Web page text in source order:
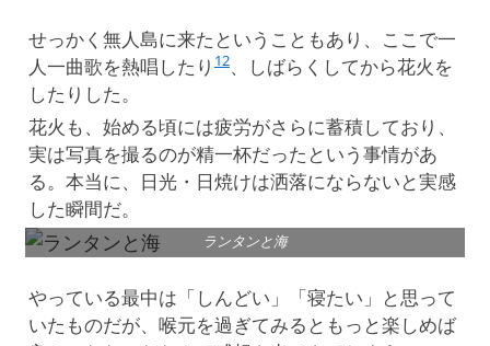
せっかく無人島に来たということもあり、ここで一
人一曲歌を熱唱したり12、しばらくしてから花火を
したりした。
花火も、始める頃には疲労がさらに蓄積しており、
実は写真を撮るのが精一杯だったという事情があ
る。本当に、日光・日焼けは洒落にならないと実感
した瞬間だ。
ランタンと海
やっている最中は「しんどい」「寝たい」と思って
いたものだが、喉元を過ぎてみるともっと楽しめば